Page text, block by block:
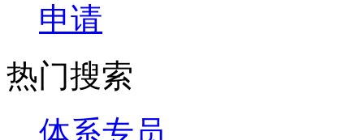
申请
热门搜索
体系专员